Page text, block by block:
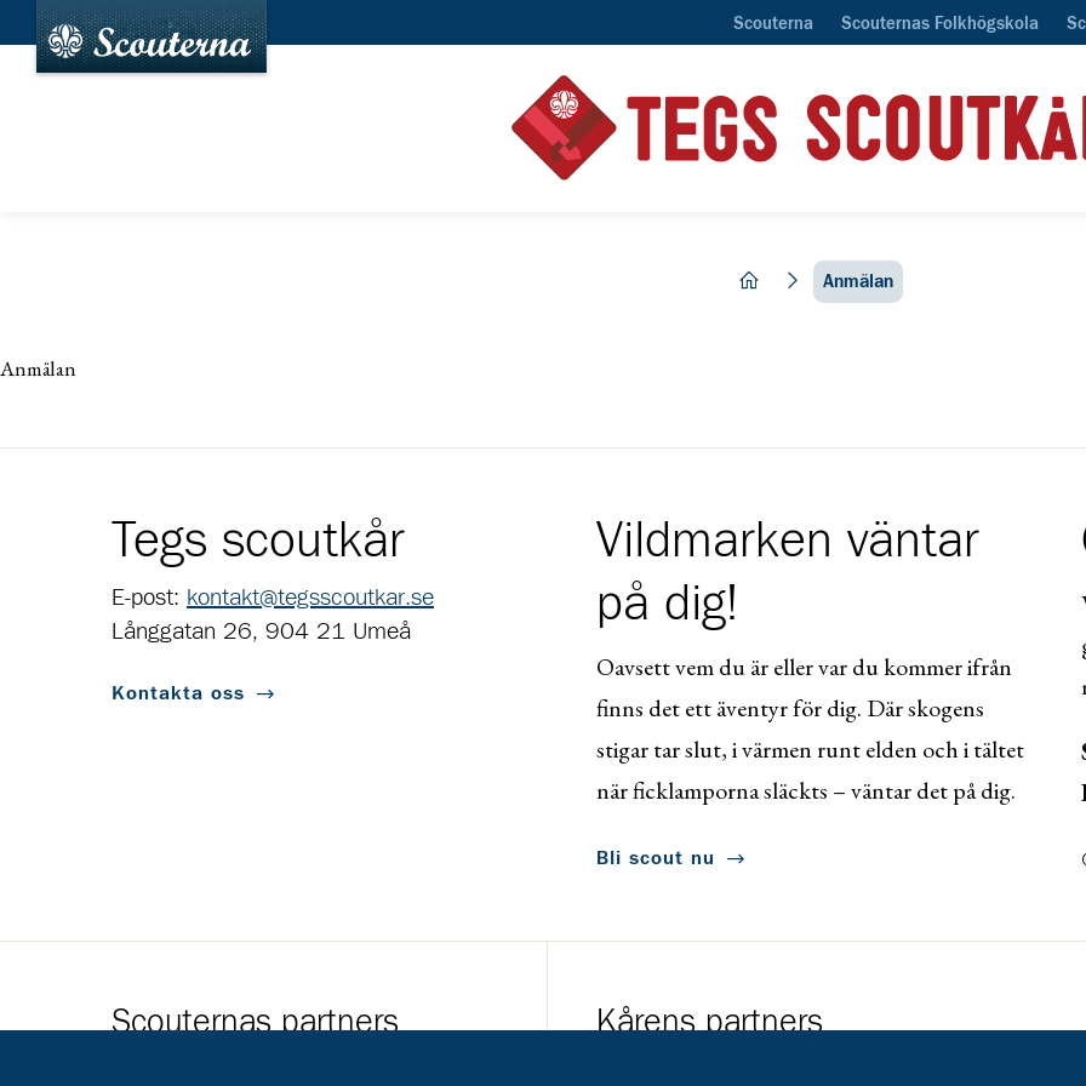
Scouterna Scouternas Folkhögskola
hem Anmälan
Anmälan
Tegs scoutkår
E-post: kontakt@tegsscoutkar.se
Långgatan 26, 904 21 Umeå
Kontakta oss
Vildmarken väntar
på dig!
Oavsett vem du är eller var du kommer ifrån
finns det ett äventyr för dig. Där skogens
stigar tar slut, i värmen runt elden och i tältet
när ficklamporna släckts – väntar det på dig.
Bli scout nu
Scouternas partners Kårens partners